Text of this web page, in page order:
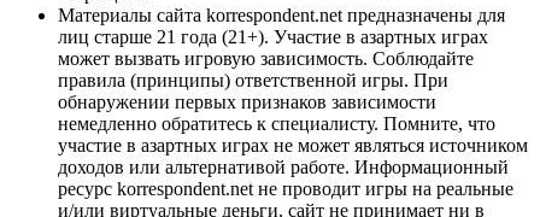
Материалы сайта korrespondent.net предназначены для
лиц старше 21 года (21+). Участие в азартных играх
может вызвать игровую зависимость. Соблюдайте
правила (принципы) ответственной игры. При
обнаружении первых признаков зависимости
немедленно обратитесь к специалисту. Помните, что
участие в азартных играх не может являться источником
доходов или альтернативой работе. Информационный
ресурс korrespondent.net не проводит игры на реальные
и/или виртуальные деньги, сайт не принимает ни в